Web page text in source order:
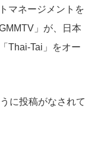
マネージメントを
」が、日本
Thai-Tai」をオー
に投稿がなされて